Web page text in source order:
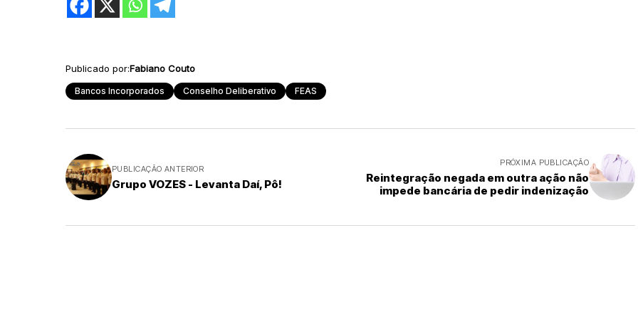
Publicado por:Fabiano Couto
Bancos Incorporados Conselho Deliberativo FEAS
PUBLICAÇÃO ANTERIOR
Grupo VOZES - Levanta Daí, Pô!
PRÓXIMA PUBLICAÇÃO
Reintegração negada em outra ação não
impede bancária de pedir indenização